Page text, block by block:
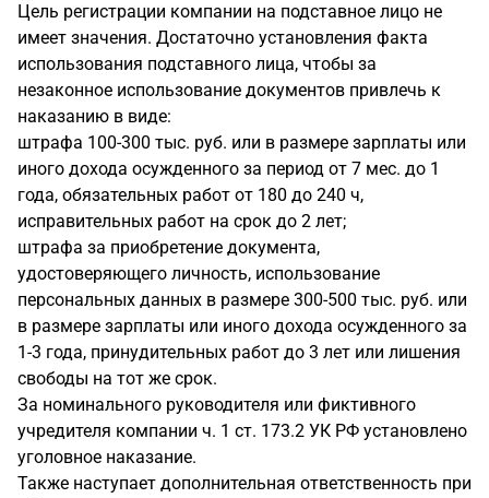
Цель регистрации компании на подставное лицо не
имеет значения. Достаточно установления факта
использования подставного лица, чтобы за
незаконное использование документов привлечь к
наказанию в виде:
штрафа 100-300 тыс. руб. или в размере зарплаты или
иного дохода осужденного за период от 7 мес. до 1
года, обязательных работ от 180 до 240 ч,
исправительных работ на срок до 2 лет;
штрафа за приобретение документа,
удостоверяющего личность, использование
персональных данных в размере 300-500 тыс. руб. или
в размере зарплаты или иного дохода осужденного за
1-3 года, принудительных работ до 3 лет или лишения
свободы на тот же срок.
За номинального руководителя или фиктивного
учредителя компании ч. 1 ст. 173.2 УК РФ установлено
уголовное наказание.
Также наступает дополнительная ответственность при